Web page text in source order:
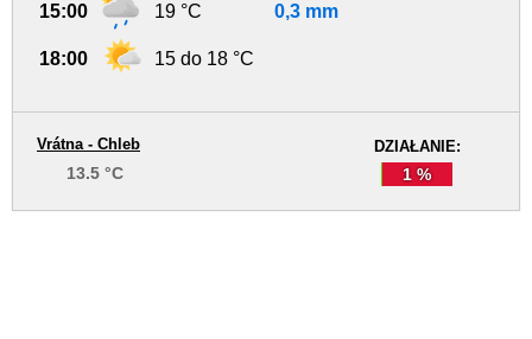
15:00 19 °C 0,3 mm
18:00 15 do 18 °C
DZIAŁANIE:
1 %
Vrátna - Chleb
13.5 °C